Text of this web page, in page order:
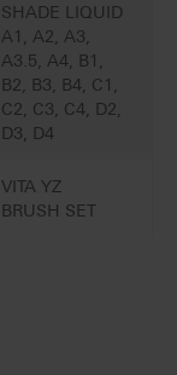
SHADE LIQUID
A1, A2, A3,
A3.5, A4, B1,
B2, B3, B4, C1,
C2, C3, C4, D2,
D3, D4
VITA YZ
BRUSH SET